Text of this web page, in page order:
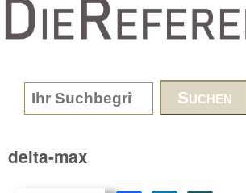
www.DieReferenz.de
Search form
delta-max